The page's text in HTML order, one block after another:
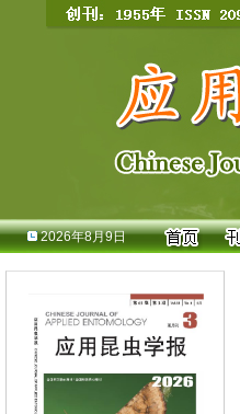
2026年8月9日